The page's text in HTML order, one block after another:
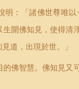
明：「諸佛世尊唯
開佛知見，使得
道，出現於世。」
佛智慧。佛知見